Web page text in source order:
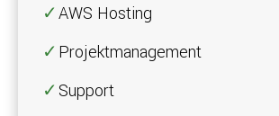
AWS Hosting
Projektmanagement
Support